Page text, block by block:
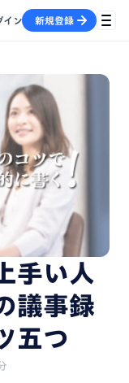
イン 新規登録
手い人
議事録
五つ